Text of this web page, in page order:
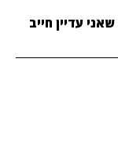
עדיין חייב